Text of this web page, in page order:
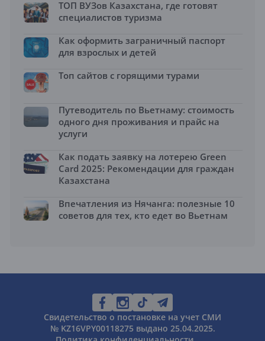
ТОП ВУЗов Казахстана, где готовят
специалистов туризма
Как оформить заграничный паспорт
для взрослых и детей
Топ сайтов с горящими турами
Путеводитель по Вьетнаму: стоимость
одного дня проживания и прайс на
услуги
Как подать заявку на лотерею Green
Card 2025: Рекомендации для граждан
Казахстана
Впечатления из Нячанга: полезные 10
советов для тех, кто едет во Вьетнам
Свидетельство о постановке на учет СМИ
№ KZ16VPY00118275 выдано 25.04.2025.